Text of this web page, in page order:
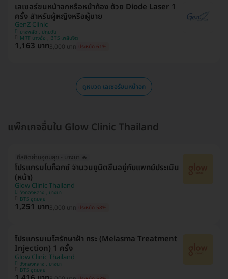
เลเซอร์ขนหน้าอกหรือหน้าท้อง ด้วย Diode Laser 1
ครั้ง สำหรับผู้หญิงหรือผู้ชาย
GenZ Clinic
บางพลัด , ปทุมวัน
MRT บางอ้อ , BTS เพลินจิต
1,163 บาท3,000 บาท ประหยัด 61%
ดูหมวด เลเซอร์ขนหน้าอก
แพ็กเกจอื่นใน Glow Clinic Thailand
ดีลฮิตย่านอุดมสุข - บางนา 🔥
โปรแกรมโบท็อกซ์ จำนวนยูนิตขึ้นอยู่กับแพทย์ประเมิน
(หน้า)
Glow Clinic Thailand
วังทองหลาง , บางนา
BTS อุดมสุข
1,251 บาท3,000 บาท ประหยัด 58%
โปรแกรมเมโสรักษาฝ้า กระ (Melasma Treatment
Injection) 1 ครั้ง
Glow Clinic Thailand
วังทองหลาง , บางนา
BTS อุดมสุข